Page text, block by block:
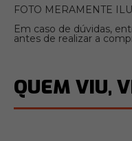
FOTO MERAMENTE
Em caso de dúvidas,
antes de realizar a
QUEM VIU,